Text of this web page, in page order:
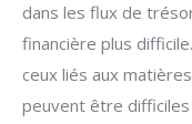
dans les flux de
financière plus
ceux liés aux
peuvent être